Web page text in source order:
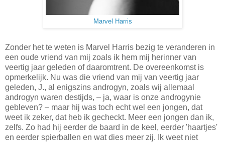
Marvel Harris
Zonder het te weten is Marvel Harris bezig te veranderen in
een oude vriend van mij zoals ik hem mij herinner van
veertig jaar geleden of daaromtrent. De overeenkomst is
opmerkelijk. Nu was die vriend van mij van veertig jaar
geleden, J., al enigszins androgyn, zoals wij allemaal
androgyn waren destijds, – ja, waar is onze androgynie
gebleven? – maar hij was toch echt wel een jongen, dat
weet ik zeker, dat heb ik gecheckt. Meer een jongen dan ik,
zelfs. Zo had hij eerder de baard in de keel, eerder 'haartjes'
en eerder spierballen en wat dies meer zij. Ik weet niet